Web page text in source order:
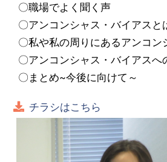
〇職場でよく聞く声
〇アンコンシャス・バイアスと
〇私や私の周りにあるアンコン
〇アンコンシャス・バイアスへ
〇まとめ~今後に向けて～
チラシはこちら